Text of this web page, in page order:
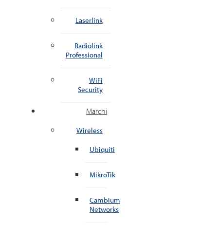
Laserlink
Radiolink
Professional
WiFi
Security
Marchi
Wireless
Ubiquiti
MikroTik
Cambium
Networks